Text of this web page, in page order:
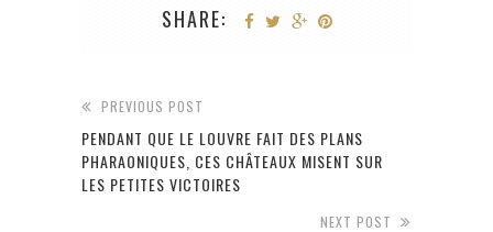
SHARE:
PREVIOUS POST
PENDANT QUE LE LOUVRE FAIT DES PLANS
PHARAONIQUES, CES CHÂTEAUX MISENT SUR
LES PETITES VICTOIRES
NEXT POST